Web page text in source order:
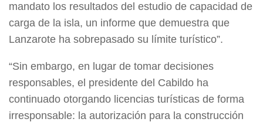
mandato los resultados del estudio de capacidad de
carga de la isla, un informe que demuestra que
Lanzarote ha sobrepasado su límite turístico”.
“Sin embargo, en lugar de tomar decisiones
responsables, el presidente del Cabildo ha
continuado otorgando licencias turísticas de forma
irresponsable: la autorización para la construcción